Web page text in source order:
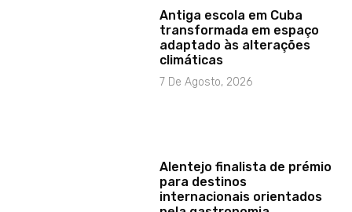
Antiga escola em Cuba
transformada em espaço
adaptado às alterações
climáticas
7 De Agosto, 2026
Alentejo finalista de prémio
para destinos
internacionais orientados